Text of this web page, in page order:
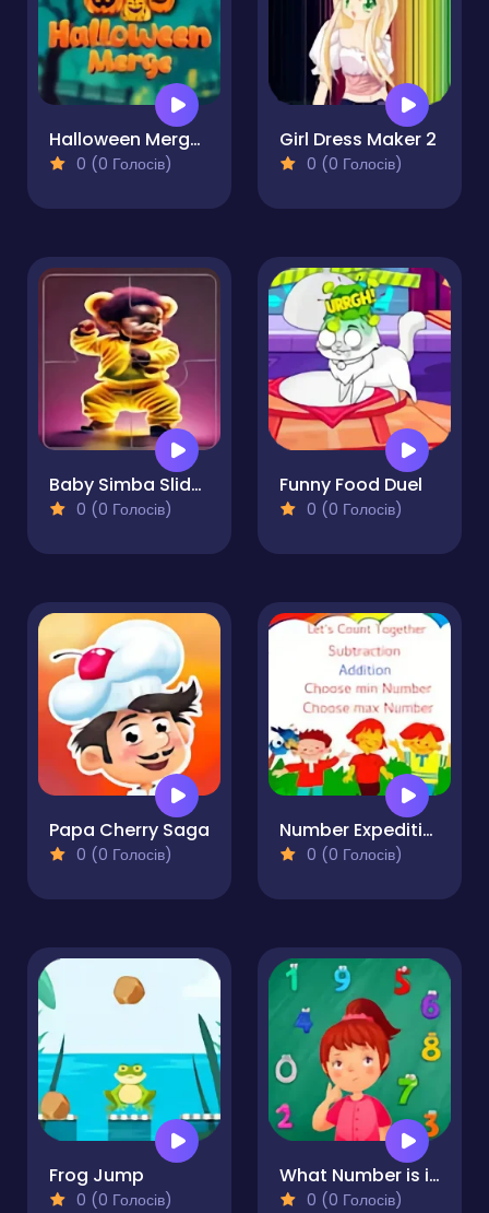
Halloween Merge Game
0 (0 Голосів)
Girl Dress Maker 2
0 (0 Голосів)
Baby Simba Slider Block Blitz
0 (0 Голосів)
Funny Food Duel
0 (0 Голосів)
Papa Cherry Saga
0 (0 Голосів)
Number Expedition Math Adventures
0 (0 Голосів)
Frog Jump
0 (0 Голосів)
What Number is it?
0 (0 Голосів)